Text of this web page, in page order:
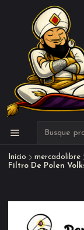
Inicio
mercadolibre
Filtro De Polen